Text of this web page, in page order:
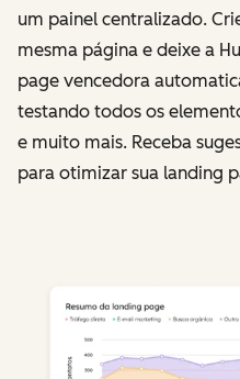
um painel centralizado.
mesma página e deixe a
page vencedora
testando todos os
e muito mais. Receba
para otimizar sua landing